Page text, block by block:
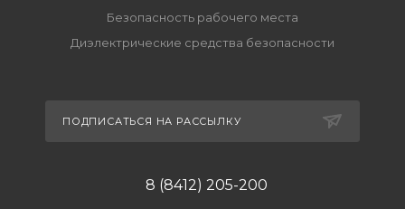
Безопасность рабочего места
Диэлектрические средства безопасности
ПОДПИСАТЬСЯ НА РАССЫЛКУ
8 (8412) 205-200